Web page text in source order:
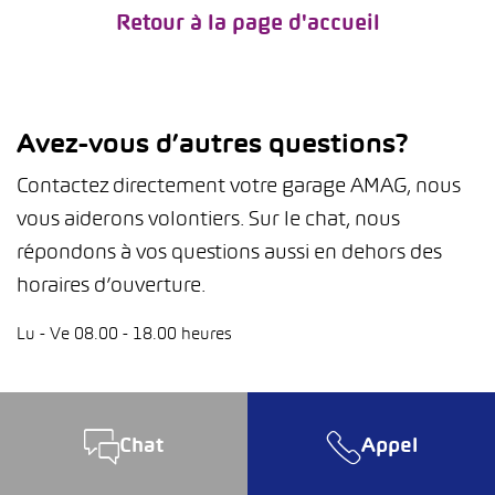
Retour à la page d'accueil
Avez-vous d’autres questions?
Contactez directement votre garage AMAG, nous
vous aiderons volontiers. Sur le chat, nous
répondons à vos questions aussi en dehors des
horaires d’ouverture.
Lu - Ve 08.00 - 18.00 heures
Chat Appel